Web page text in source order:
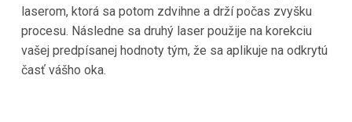
laserom, ktorá sa potom zdvihne a drží počas zvyšku
procesu. Následne sa druhý laser použije na korekciu
vašej predpísanej hodnoty tým, že sa aplikuje na odkrytú
časť vášho oka.